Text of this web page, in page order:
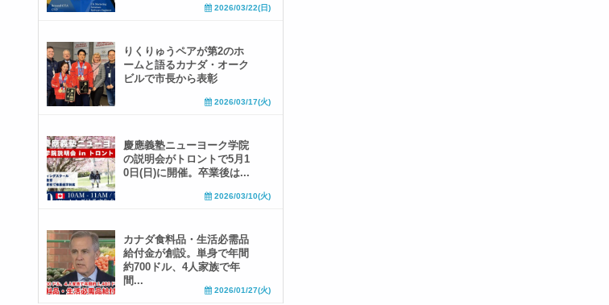
2026/03/22(日)
りくりゅうペアが第2のホ
ームと語るカナダ・オーク
ビルで市長から表彰
2026/03/17(火)
慶應義塾ニューヨーク学院
の説明会がトロントで5月1
0日(日)に開催。卒業後は...
2026/03/10(火)
カナダ食料品・生活必需品
給付金が創設。単身で年間
約700ドル、4人家族で年
間...
2026/01/27(火)